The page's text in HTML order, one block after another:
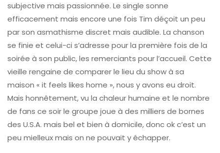
subjective mais passionnée. Le single sonne
efficacement mais encore une fois Tim déçoit un peu
par son asmathisme discret mais audible. La chanson
se finie et celui-ci s’adresse pour la première fois de la
soirée à son public, les remerciants pour l’accueil. Cette
vieille rengaine de comparer le lieu du show à sa
maison « it feels likes home », nous y avons eu droit.
Mais honnêtement, vu la chaleur humaine et le nombre
de fans ce soir le groupe joue à des milliers de bornes
des U.S.A. mais bel et bien à domicile, donc ok c’est un
peu mielleux mais on ne pouvait y échapper.